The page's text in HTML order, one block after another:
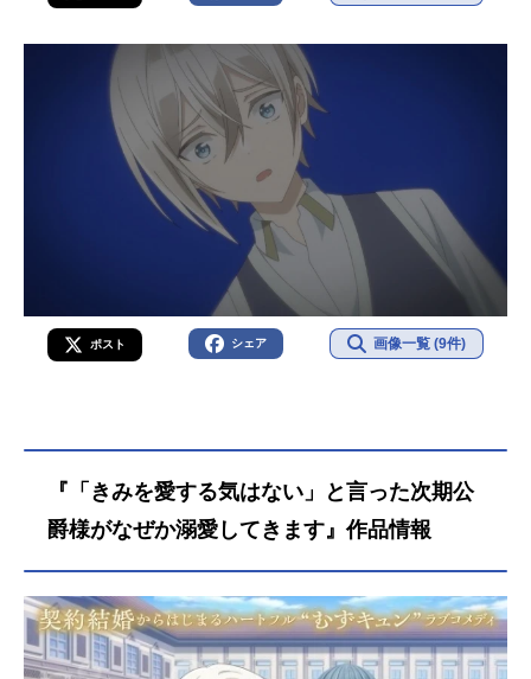
ポスト シェア 画像一覧 (9件)
『「きみを愛する気はない」と言った次期公
爵様がなぜか溺愛してきます』作品情報